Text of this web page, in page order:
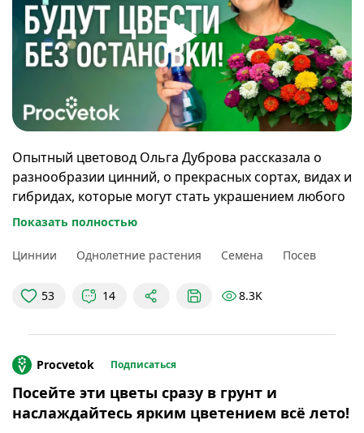
Опытный цветовод Ольга Дуброва рассказала о
разнообразии цинний, о прекрасных сортах, видах и
гибридах, которые могут стать украшением любого
сада. Вы узнаете о нюансах посева циннии на
моментах ухода за растением, как продлить
букетах.
Показать полностью
Циннии Однолетние растения Семена Посев
53 14 8.3K
Procvetok Подписаться
Посейте эти цветы сразу в грунт и
наслаждайтесь ярким цветением всё лето!